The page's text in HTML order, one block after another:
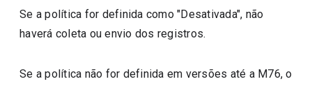
Se a política for definida como "Desativada", não
haverá coleta ou envio dos registros.
Se a política não for definida em versões até a M76, o